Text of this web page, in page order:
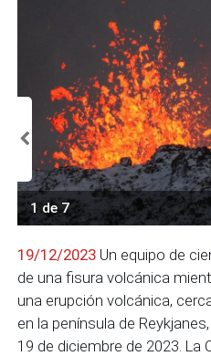
1 de 7
19/12/2023 Un equipo de
de una fisura volcánica
una erupción volcánica,
en la península de
19 de diciembre de 2023.